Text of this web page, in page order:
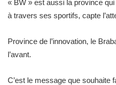
« BW » est aussi la province
à travers ses sportifs, capte
Province de l’innovation, le
l’avant.
C’est le message que souhaite